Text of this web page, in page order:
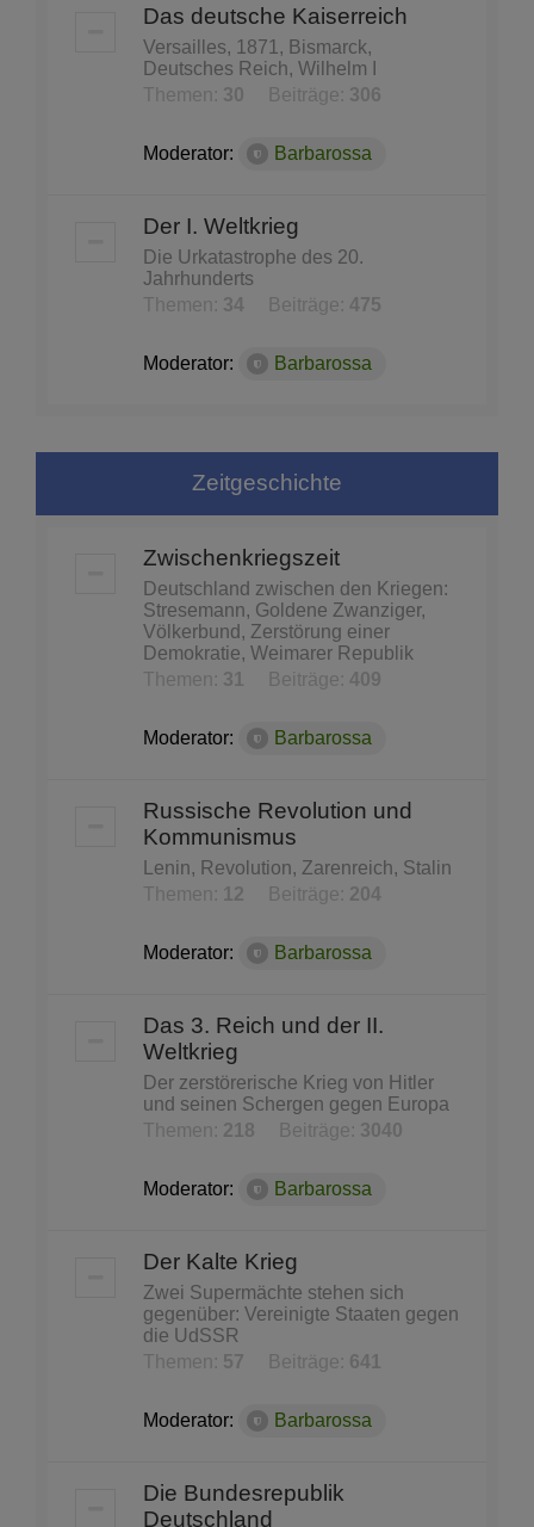
Das deutsche Kaiserreich
Versailles, 1871, Bismarck,
Deutsches Reich, Wilhelm I
Themen: 30 Beiträge: 306
Moderator: Barbarossa
Der I. Weltkrieg
Die Urkatastrophe des 20.
Jahrhunderts
Themen: 34 Beiträge: 475
Moderator: Barbarossa
Zeitgeschichte
Zwischenkriegszeit
Deutschland zwischen den Kriegen:
Stresemann, Goldene Zwanziger,
Völkerbund, Zerstörung einer
Demokratie, Weimarer Republik
Themen: 31 Beiträge: 409
Moderator: Barbarossa
Russische Revolution und
Kommunismus
Lenin, Revolution, Zarenreich, Stalin
Themen:
12 Beiträge: 204
Moderator: Barbarossa
Das 3. Reich und der II.
Weltkrieg
Der zerstörerische Krieg von Hitler
und seinen Schergen gegen Europa
Themen: 218 Beiträge: 3040
Moderator: Barbarossa
Der Kalte Krieg
Zwei Supermächte stehen sich
gegenüber: Vereinigte Staaten gegen
die UdSSR
Themen: 57 Beiträge: 641
Moderator: Barbarossa
Die Bundesrepublik
Deutschland